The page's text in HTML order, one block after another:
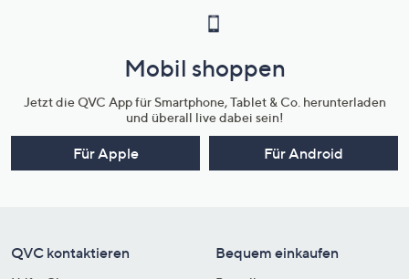
Mobil shoppen
Jetzt die QVC App für Smartphone, Tablet & Co. herunterladen
und überall live dabei sein!
Für Apple Für Android
QVC kontaktieren Bequem einkaufen